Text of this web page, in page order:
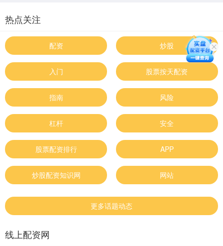
热点关注
配资 炒股
入门 股票按天配资
指南 风险
杠杆 安全
股票配资排行 APP
炒股配资知识网 网站
更多话题动态
线上配资网